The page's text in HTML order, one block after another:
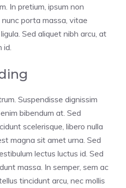
In pretium, ipsum non
porta massa, vitae
Sed aliquet nibh arcu, at
Suspendisse dignissim
bibendum at. Sed
scelerisque, libero nulla
magna sit amet urna. Sed
lectus luctus id. Sed
massa. In semper, sem ac
tincidunt arcu, nec mollis